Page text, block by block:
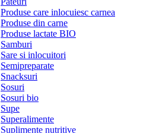
Produse care inlocuiesc carnea
Produse din carne
Produse lactate BIO
Samburi
Sare si inlocuitori
Semipreparate
Snacksuri
Sosuri
Sosuri bio
Supe
Superalimente
Suplimente nutritive